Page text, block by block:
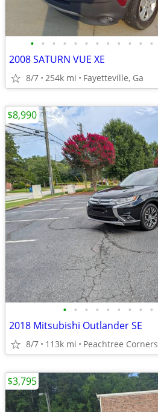
• • • • • • • • • • • •
2008 SATURN VUE XE
8/7 254k mi Fayetteville, Ga
• • • • • • • • •
2018 Mitsubishi Outlander SE
8/7 113k mi Peachtree Corners
$8,990
$3,795